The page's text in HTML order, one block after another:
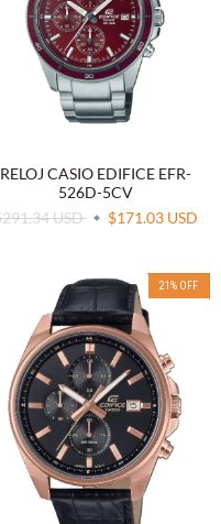
RELOJ CASIO EDIFICE EFR-
526D-5CV
USD
$171.03 USD
21 % OFF